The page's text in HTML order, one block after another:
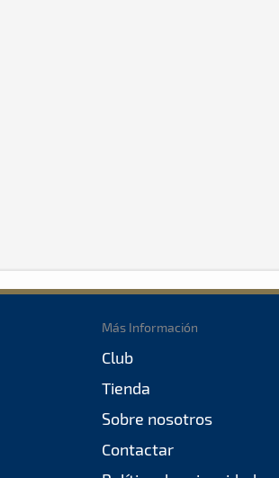
Más Información
Club
Tienda
Sobre nosotros
Contactar